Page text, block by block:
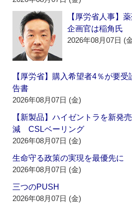
【厚労省人事】
企画官は稲角氏
2026年08月07日 (
【厚労省】購入希望者4％が要受
告書
2026年08月07日 (金)
【新製品】ハイゼントラを新発
減 CSLベーリング
2026年08月07日 (金)
生命守る政策の実現を最優先に
2026年08月07日 (金)
三つのPUSH
2026年08月07日 (金)